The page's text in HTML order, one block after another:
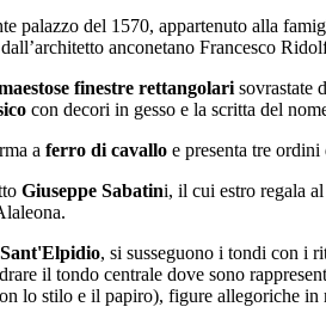
palazzo del 1570, appartenuto alla
anconetano Francesco
finestre rettangolari sovrastate
con decori in gesso e la scritta del
a ferro di cavallo e presenta tre
Giuseppe Sabatini, il cui estro regala
, si susseguono i tondi con i
il tondo centrale dove sono
lo stilo e il papiro), figure allegoriche in